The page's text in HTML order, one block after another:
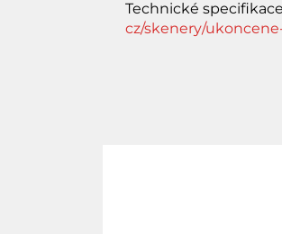
Technické
cz/skenery/